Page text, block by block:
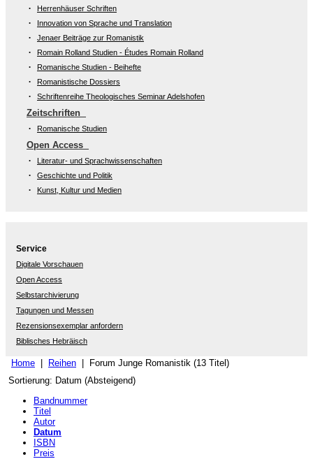
Herrenhäuser Schriften
Innovation von Sprache und Translation
Jenaer Beiträge zur Romanistik
Romain Rolland Studien - Études Romain Rolland
Romanische Studien - Beihefte
Romanistische Dossiers
Schriftenreihe Theologisches Seminar Adelshofen
Zeitschriften
Romanische Studien
Open Access
Literatur- und Sprachwissenschaften
Geschichte und Politik
Kunst, Kultur und Medien
Service
Digitale Vorschauen
Open Access
Selbstarchivierung
Tagungen und Messen
Rezensionsexemplar anfordern
Biblisches Hebräisch
Home Reihen | Forum Junge Romanistik (13 Titel)
Sortierung: Datum (Absteigend)
Bandnummer
Titel
Autor
Datum
ISBN
Preis